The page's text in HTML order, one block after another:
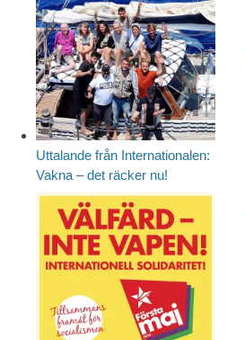
Uttalande från Internationalen:
Vakna – det räcker nu!